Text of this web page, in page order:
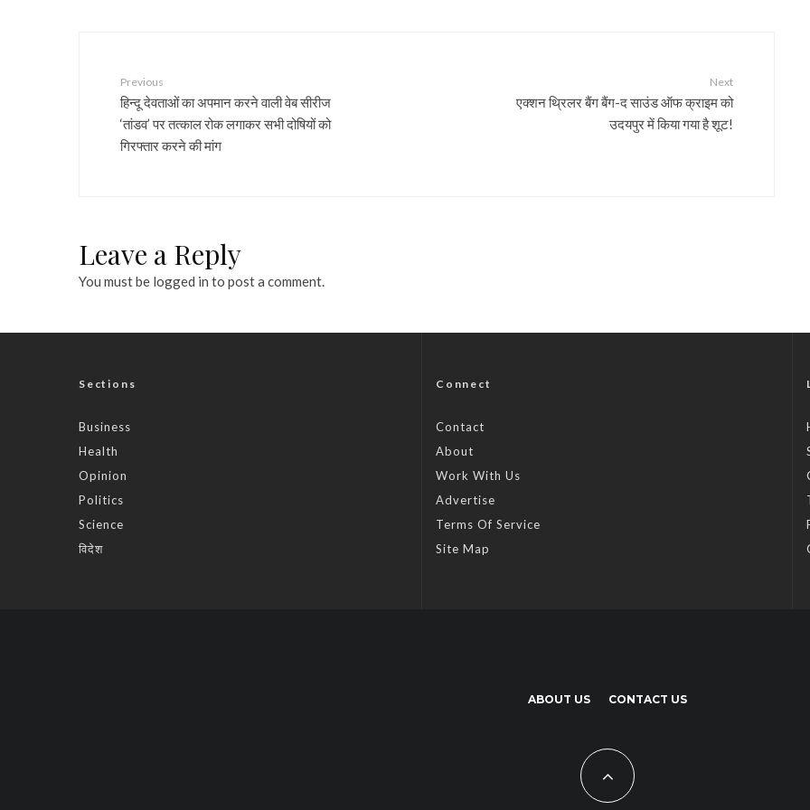
Previous
हिन्दू देवताओं का अपमान करने वाली वेब सीरीज
‘तांडव’ पर तत्काल रोक लगाकर सभी दोषियों को
गिरफ्तार करने की मांग
Next
एक्शन थ्रिलर बैंग बैंग-द साउंड ऑफ क्राइम को
उदयपुर में किया गया है शूट!
Leave a Reply
You must be logged in to post a comment.
Sections
Business
Health
Opinion
Politics
Science
विदेश
Connect
Contact
About
Work With Us
Advertise
Terms Of Service
Site Map
ABOUT US CONTACT US